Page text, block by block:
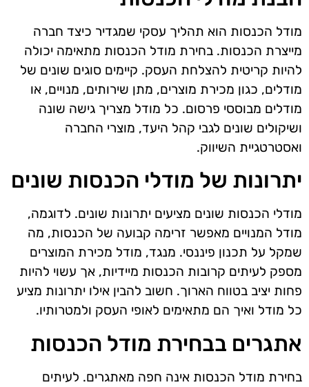
מודל הכנסות הוא תהליך עסקי שמגדיר כיצד חברה
מייצרת הכנסות. בחירת מודל הכנסות מתאימה יכולה
להיות קריטית להצלחת העסק. קיימים סוגים שונים של
מודלים, כגון מכירת מוצרים, מתן שירותים, מנויים, או
מודלים מבוססי פרסום. כל מודל מצריך גישה שונה
ושיקולים שונים לגבי קהל היעד, מוצרי החברה
ואסטרטגיית השיווק.
יתרונות של מודלי הכנסות שונים
מודלי הכנסות שונים מציעים יתרונות שונים. לדוגמה,
מודל המנויים מאפשר זרימה קבועה של הכנסות, מה
שמקל על תכנון פיננסי. מנגד, מודל מכירת המוצרים
מספק לעיתים קרובות הכנסות מיידיות, אך עשוי להיות
פחות יציב בטווח הארוך. חשוב להבין אילו יתרונות מציע
כל מודל ואיך הם מתאימים לאופי העסק ולמטרותיו.
אתגרים בבחירת מודל הכנסות
בחירת מודל הכנסות אינה חפה מאתגרים. לעיתים